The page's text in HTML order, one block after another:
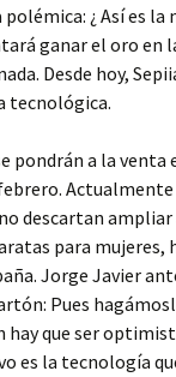
polémica: ¿ Así es la
ganar el oro en
Desde hoy,
tecnológica.
pondrán a la venta
descartan
para mujeres,
Jorge Javier
Pues
que ser
es la tecnología